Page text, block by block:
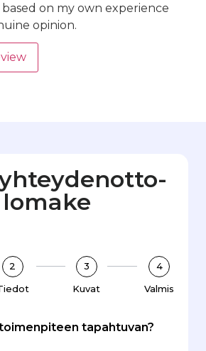
based on my own experience
opinion.
lomake
2
3
Kuvat
4
Valmis
tapahtuvan?